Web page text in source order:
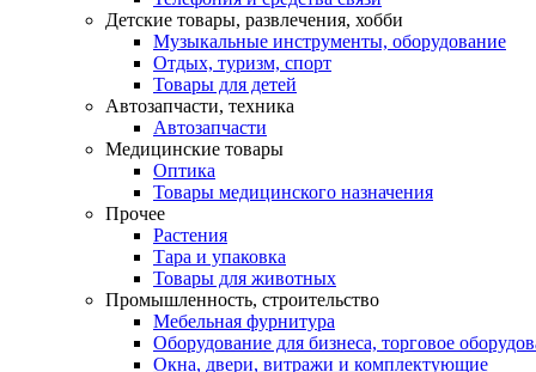
Детские товары, развлечения, хобби
Музыкальные инструменты, оборудование
Отдых, туризм, спорт
Товары для детей
Автозапчасти, техника
Автозапчасти
Медицинские товары
Оптика
Товары медицинского назначения
Прочее
Растения
Тара и упаковка
Товары для животных
Промышленность, строительство
Мебельная фурнитура
Оборудование для бизнеса, торговое
Окна, двери, витражи и комплектующие